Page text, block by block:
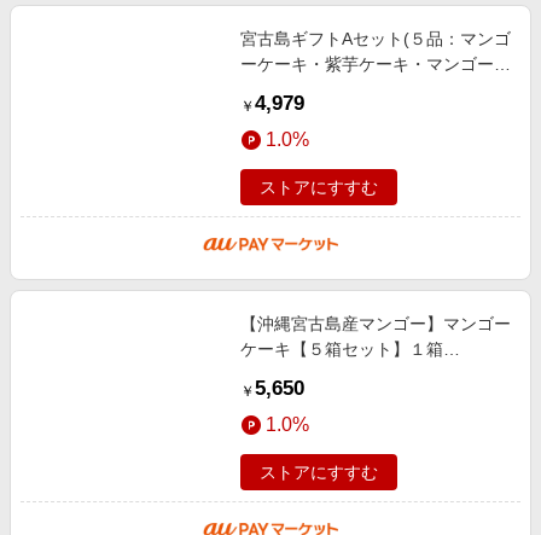
宮古島ギフトAセット(５品：マンゴ
ーケーキ・紫芋ケーキ・マンゴージ
料無料】お菓子の詰め合わせ 母の
日
￥ 4,979
1.0%
ストアにすすむ
【沖縄宮古島産マンゴー】マンゴー
ケーキ【５箱セット】１箱
き菓子｜母の日 プレゼント ギフト
￥ 5,650
1.0%
ストアにすすむ